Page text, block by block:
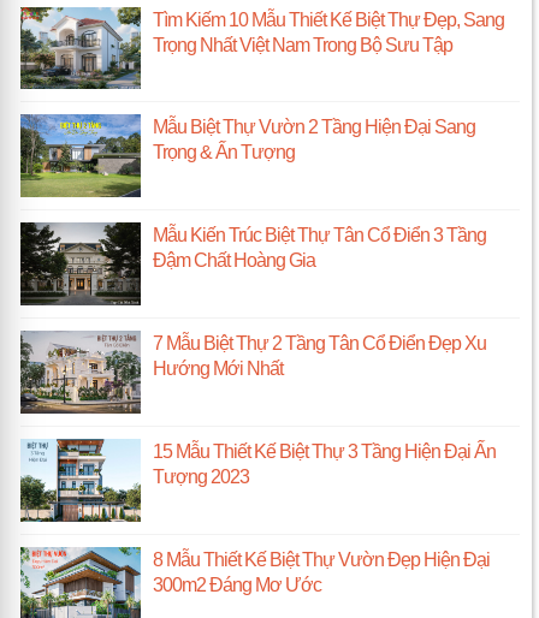
Tìm Kiếm 10 Mẫu Thiết Kế Biệt Thự Đẹp, Sang
Trọng Nhất Việt Nam Trong Bộ Sưu Tập
Mẫu Biệt Thự Vườn 2 Tầng Hiện Đại Sang
Trọng & Ấn Tượng
Mẫu Kiến Trúc Biệt Thự Tân Cổ Điển 3 Tầng
Đậm Chất Hoàng Gia
7 Mẫu Biệt Thự 2 Tầng Tân Cổ Điển Đẹp Xu
Hướng Mới Nhất
15 Mẫu Thiết Kế Biệt Thự 3 Tầng Hiện Đại Ấn
Tượng 2023
8 Mẫu Thiết Kế Biệt Thự Vườn Đẹp Hiện Đại
300m2 Đáng Mơ Ước